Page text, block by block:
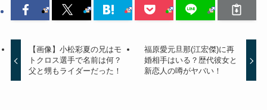
【画像】小松彩夏の兄はモ
トクロス選手で名前は何？
父と甥もライダーだった！
福原愛元旦那(江宏傑)に再
婚相手はいる？歴代彼女と
新恋人の噂がヤバい！